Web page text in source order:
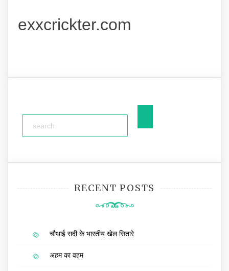
exxcrickter.com
RECENT POSTS
चौथाई सदी के भारतीय खेल सितारे
अहम का वहम